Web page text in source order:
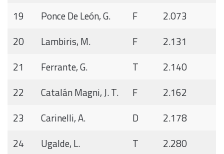
19
Ponce De León, G. F
2.073
20
Lambiris, M. F
2.131
21
Ferrante, G. T
2.140
22
Catalán Magni, J. T. F
2.162
23
Carinelli, A. D
2.178
24
Ugalde, L. T
2.280